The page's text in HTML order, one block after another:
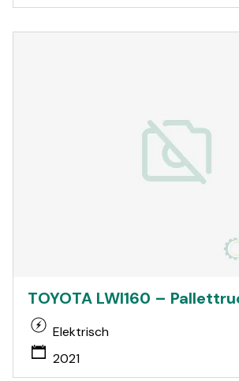
TOYOTA LWI160 –
Elektrisch
2021